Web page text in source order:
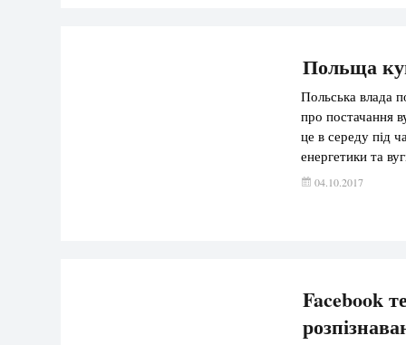
Польща
Польська влада
про постачання
це в середу під
енергетики та
кореспондент
04.10.2017
Facebook